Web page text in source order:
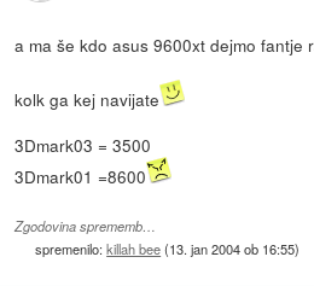
a ma še kdo asus 9600xt dejmo fantje
kolk ga kej navijate
3Dmark03 = 3500
3Dmark01 =8600
Zgodovina sprememb…
spremenilo:killah bee(13. jan 2004 ob 16:55)